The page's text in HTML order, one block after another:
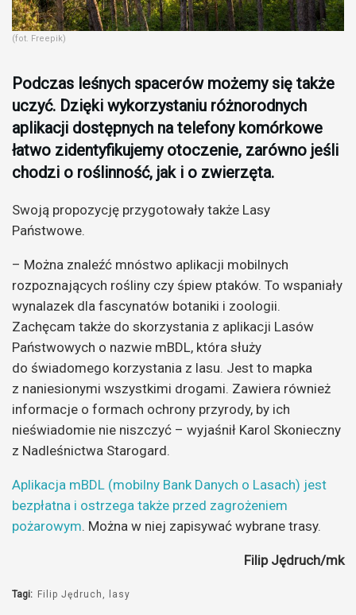
(fot. Freepik)
Podczas leśnych spacerów możemy się także
uczyć. Dzięki wykorzystaniu różnorodnych
aplikacji dostępnych na telefony komórkowe
łatwo zidentyfikujemy otoczenie, zarówno jeśli
chodzi o roślinność, jak i o zwierzęta.
Swoją propozycję przygotowały także Lasy
Państwowe.
– Można znaleźć mnóstwo aplikacji mobilnych
rozpoznających rośliny czy śpiew ptaków. To wspaniały
wynalazek dla fascynatów botaniki i zoologii.
Zachęcam także do skorzystania z aplikacji Lasów
Państwowych o nazwie mBDL, która służy
do świadomego korzystania z lasu. Jest to mapka
z naniesionymi wszystkimi drogami. Zawiera również
informacje o formach ochrony przyrody, by ich
nieświadomie nie niszczyć – wyjaśnił Karol Skonieczny
z Nadleśnictwa Starogard.
Aplikacja mBDL (mobilny Bank Danych o Lasach) jest
bezpłatna i ostrzega także przed zagrożeniem
pożarowym. Można w niej zapisywać wybrane trasy.
Filip Jędruch/mk
Tagi: Filip Jędruch lasy